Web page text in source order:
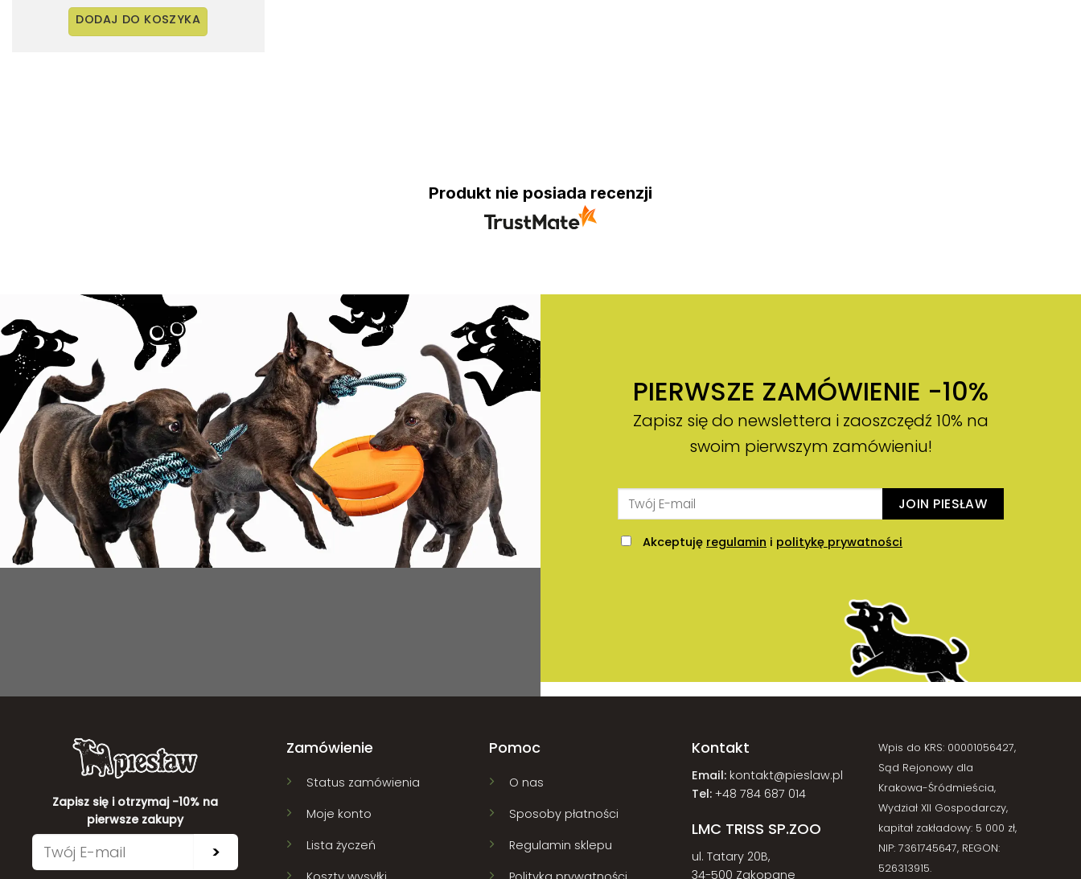
DODAJ DO KOSZYKA
Produkt nie posiada recenzji
PIERWSZE ZAMÓWIENIE -10%
Zapisz się do newslettera i zaoszczędź 10% na
swoim pierwszym zamówieniu!
JOIN PIESŁAW
Akceptuję regulamin i politykę prywatności
Zapisz się i otrzymaj -10% na
pierwsze zakupy
>
Zamówienie
Status zamówienia
Moje konto
Lista życzeń
Pomoc
O nas
Sposoby płatności
Regulamin sklepu
Kontakt
Email: kontakt@pieslaw.pl
Tel: +48 784 687 014
LMC TRISS SP.ZOO
ul. Tatary 20B,
34-500 Zakopane
Wpis do KRS: 00001056427,
Sąd Rejonowy dla
Krakowa-Śródmieścia,
Wydział XII Gospodarczy,
kapitał zakładowy: 5 000 zł,
NIP: 7361745647, REGON:
526313915.